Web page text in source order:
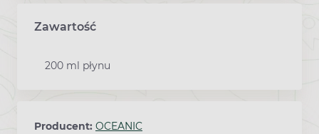
Zawartość
200 ml płynu
Producent: OCEANIC